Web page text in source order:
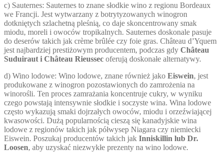
c) Sauternes: Sauternes to znane słodkie wino z regionu Bordeaux
we Francji. Jest wytwarzany z botrytyzowanych winogron
dotkniętych szlachetną pleśnią, co daje skoncentrowany smak
miodu, moreli i owoców tropikalnych. Sauternes doskonale pasuje
do deserów takich jak crème brûlée czy foie gras. Château d’Yquem
jest najbardziej prestiżowym producentem, podczas gdy Château
Suduiraut i Château Rieussec oferują doskonałe alternatywy.
d) Wino lodowe: Wino lodowe, znane również jako Eiswein, jest
produkowane z winogron pozostawionych do zamrożenia na
winorośli. Ten proces zamrażania koncentruje cukry, w wyniku
czego powstają intensywnie słodkie i soczyste wina. Wina lodowe
często wykazują smaki dojrzałych owoców, miodu i orzeźwiającej
kwasowości. Dużą popularnością cieszą się kanadyjskie wina
lodowe z regionów takich jak półwysep Niagara czy niemiecki
Eiswein. Poszukaj producentów takich jak Inniskillin lub Dr.
Loosen, aby uzyskać niezwykłe prezenty na wino lodowe.